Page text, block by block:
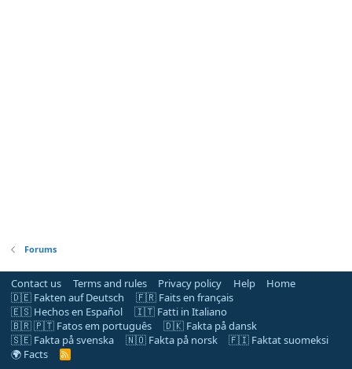
Forums
Contact us Terms and rules Privacy policy Help
Home
🇩🇪 Fakten auf Deutsch
🇫🇷 Faits en français
🇪🇸 Hechos en Español
🇮🇹 Fatti in Italiano
🇧🇷 🇵🇹 Fatos em português
🇩🇰 Fakta på dansk
🇸🇪 Fakta på svenska
🇳🇴 Fakta på norsk
🇫🇮 Faktat suomeksi
🌍 Facts
R